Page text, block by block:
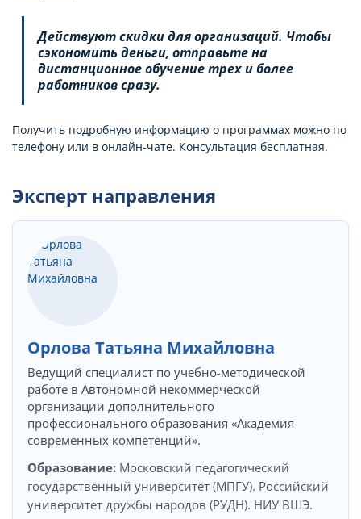
Действуют скидки для организаций. Чтобы
сэкономить деньги, отправьте на
дистанционное обучение трех и более
работников сразу.
Получить подробную информацию о программах можно по
телефону или в онлайн-чате. Консультация бесплатная.
Эксперт направления
Орлова Татьяна Михайловна
Ведущий специалист по учебно-методической
работе в Автономной некоммерческой
организации дополнительного
профессионального образования «Академия
современных компетенций».
Образование: Московский педагогический
государственный университет (МПГУ). Российский
университет дружбы народов (РУДН). НИУ ВШЭ.